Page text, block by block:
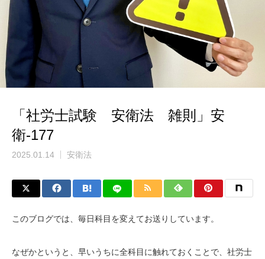
「社労士試験 安衛法 雑則」安
衛-177
2025.01.14 安衛法
このブログでは、毎日科目を変えてお送りしています。
なぜかというと、早いうちに全科目に触れておくことで、社労士